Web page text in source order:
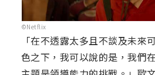
©Netflix
「在不透露太多且不談及未來
色之下，我可以說的是，我們